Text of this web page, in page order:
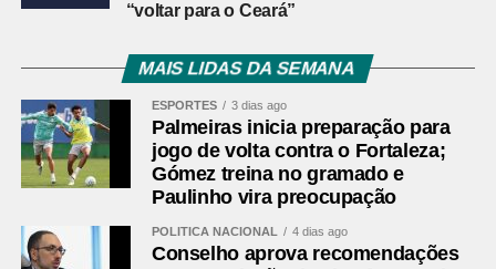
“voltar para o Ceará”
MAIS LIDAS DA SEMANA
ESPORTES 3 dias ago
Palmeiras inicia preparação para
jogo de volta contra o Fortaleza;
Gómez treina no gramado e
Paulinho vira preocupação
POLÍTICA NACIONAL 4 dias ago
Conselho aprova recomendações